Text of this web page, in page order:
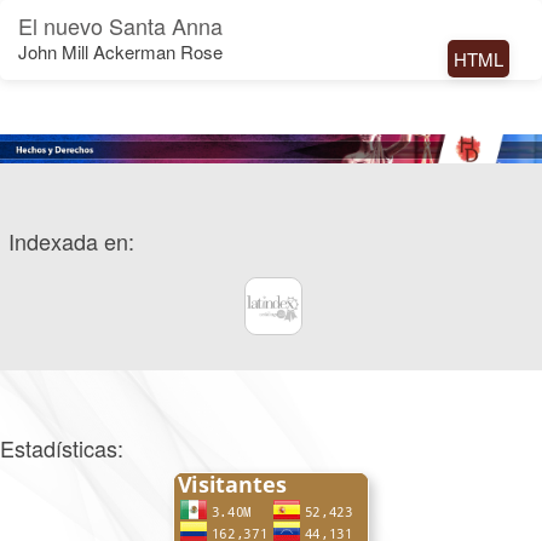
El nuevo Santa Anna
John Mill Ackerman Rose HTML
Indexada en:
Estadísticas: